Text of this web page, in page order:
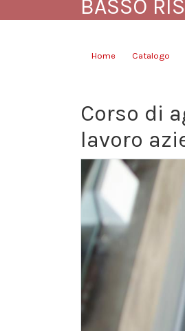
BASSO
Home Catalogo
Corso di
lavoro